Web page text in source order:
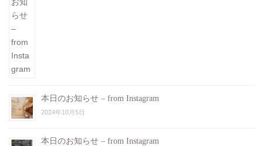
本日のお知らせ – from Instagram
2024年10月5日
本日のお知らせ – from Instagram